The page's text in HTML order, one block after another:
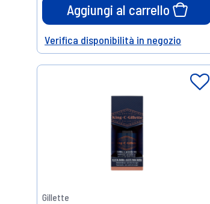
Aggiungi al carrello
Help
Verifica disponibilità in negozio
Gillette